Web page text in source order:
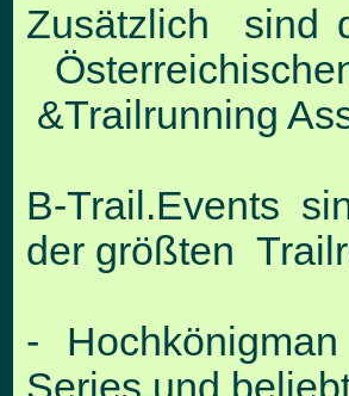
Zusätzlich sind
&Trailrunning
B-Trail.Events
der größten
- Hochkönigman
Series und